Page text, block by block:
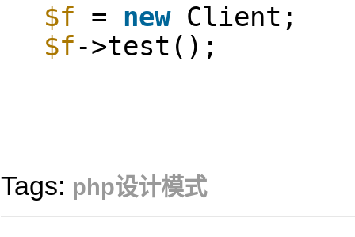
$f = new Client;
$f->test();
Tags: php设计模式